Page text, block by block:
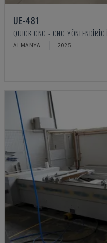
UE-481
QUICK CNC - CNC YÖNLENDIRICI
ALMANYA 2025